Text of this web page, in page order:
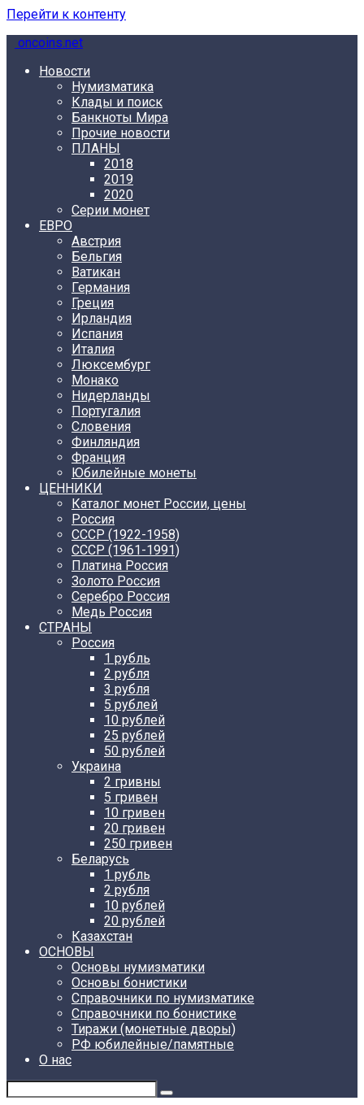
Перейти к контенту
oncoins.net
Новости
Нумизматика
Клады и поиск
Банкноты Мира
Прочие новости
ПЛАНЫ
2018
2019
2020
Серии монет
ЕВРО
Австрия
Бельгия
Ватикан
Германия
Греция
Ирландия
Испания
Италия
Люксембург
Монако
Нидерланды
Португалия
Словения
Финляндия
Франция
Юбилейные монеты
ЦЕННИКИ
Каталог монет России, цены
Россия
СССР (1922-1958)
CCCР (1961-1991)
Платина Россия
Золото Россия
Серебро Россия
Медь Россия
СТРАНЫ
Россия
1 рубль
2 рубля
3 рубля
5 рублей
10 рублей
25 рублей
50 рублей
Украина
2 гривны
5 гривен
10 гривен
20 гривен
250 гривен
Беларусь
1 рубль
2 рубля
10 рублей
20 рублей
Казахстан
ОСНОВЫ
Основы нумизматики
Основы бонистики
Справочники по нумизматике
Справочники по бонистике
Тиражи (монетные дворы)
РФ юбилейные/памятные
О нас